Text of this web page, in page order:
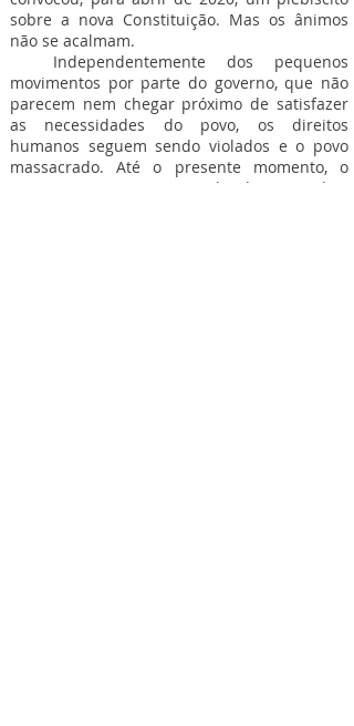
sobre a nova Constituição. Mas os ânimos
não se acalmam.
Independentemente dos pequenos
movimentos por parte do governo, que não
parecem nem chegar próximo de satisfazer
as necessidades do povo, os direitos
humanos seguem sendo violados e o povo
massacrado. Até o presente momento, o
INDH (Instituto Nacional de Derechos